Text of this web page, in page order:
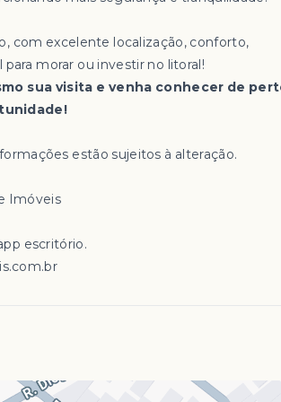
com excelente localização, conforto,
para morar ou investir no litoral!
sua visita e venha conhecer de
estão sujeitos à alteração.
Imóveis
escritório.